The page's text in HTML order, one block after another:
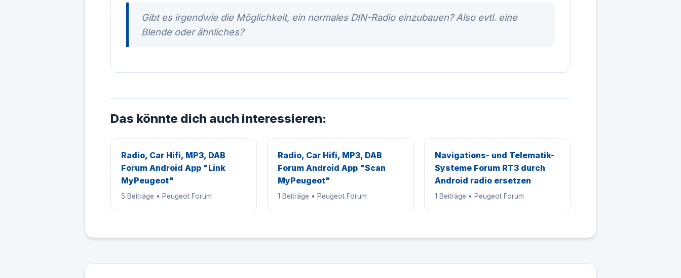
Gibt es irgendwie die Möglichkeit, ein normales DIN-Radio einzubauen? Also evtl. eine
Blende oder ähnliches?
Das könnte dich auch interessieren:
Radio, Car Hifi, MP3, DAB
Forum Android App "Link
MyPeugeot"
5 Beiträge • Peugeot Forum
Radio, Car Hifi, MP3, DAB
Forum Android App "Scan
MyPeugeot"
1 Beiträge • Peugeot Forum
Navigations- und Telematik-
Systeme Forum RT3 durch
Android radio ersetzen
1 Beiträge • Peugeot Forum